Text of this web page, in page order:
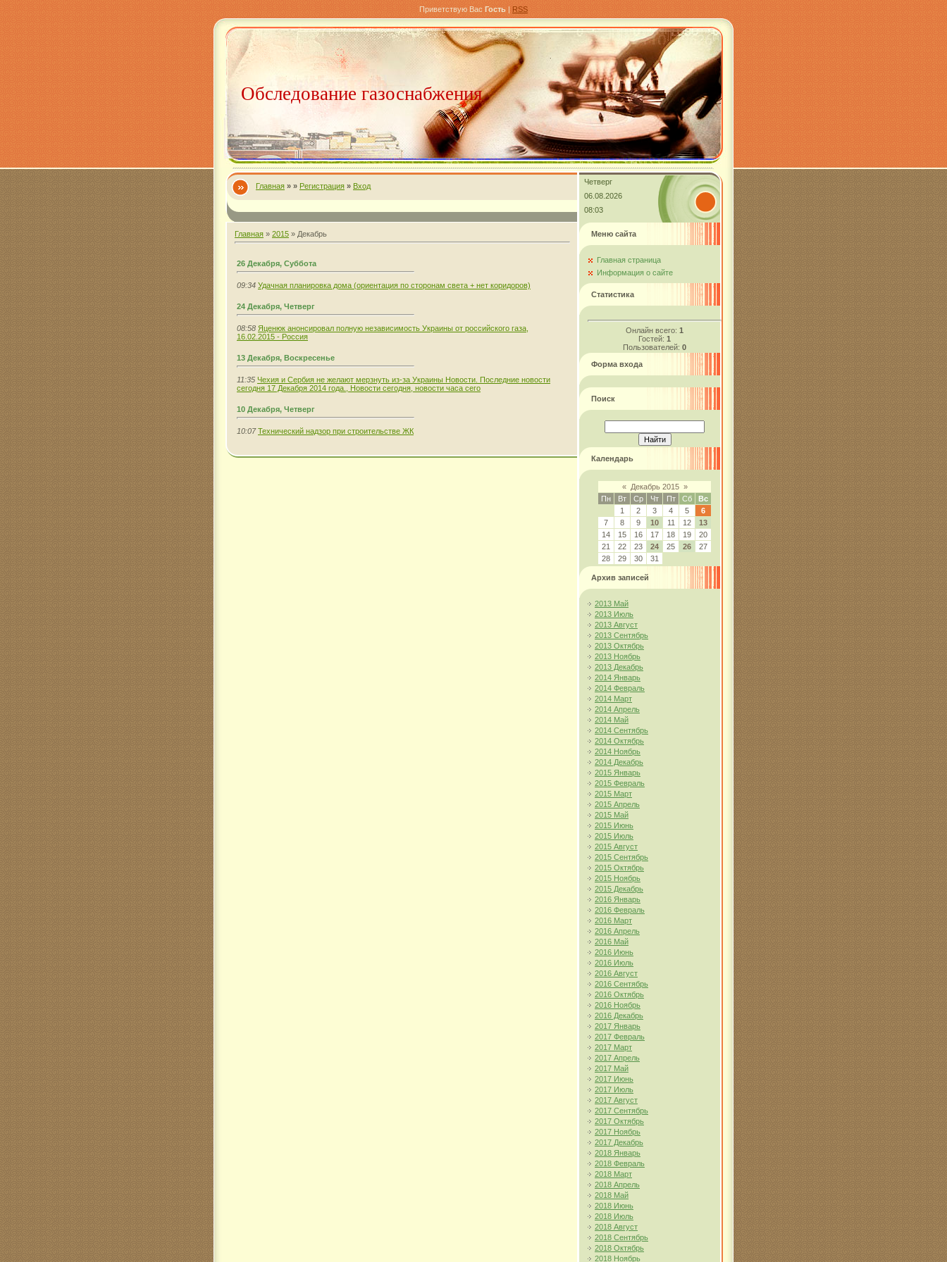
Приветствую Вас Гость | RSS
Обследование газоснабжения
Главная » » Регистрация » Вход
Четверг
06.08.2026
08:03
Главная » 2015 » Декабрь
26 Декабря, Суббота
09:34 Удачная планировка дома (ориентация по сторонам света + нет коридоров)
24 Декабря, Четверг
08:58 Яценюк анонсировал полную независимость Украины от российского газа,
16.02.2015 - Россия
13 Декабря, Воскресенье
11:35 Чехия и Сербия не желают мерзнуть из-за Украины Новости. Последние новости
сегодня 17 Декабря 2014 года., Новости сегодня, новости часа сего
10 Декабря, Четверг
10:07 Технический надзор при строительстве ЖК
Меню сайта
Главная страница
Информация о сайте
Статистика
Онлайн всего: 1
Гостей: 1
Пользователей: 0
Форма входа
Поиск
Календарь
« Декабрь 2015 »
Пн
Вт Ср Чт Пт Сб
Вс
1
2 3 4 5
6
7
8 9 10 11 12
13
14
15 16 17 18 19
20
21
22 23 24 25 26
27
28
29 30 31
Архив записей
2013 Май
2013 Июль
2013 Август
2013 Сентябрь
2013 Октябрь
2013 Ноябрь
2013 Декабрь
2014 Январь
2014 Февраль
2014 Март
2014 Апрель
2014 Май
2014 Сентябрь
2014 Октябрь
2014 Ноябрь
2014 Декабрь
2015 Январь
2015 Февраль
2015 Март
2015 Апрель
2015 Май
2015 Июнь
2015 Июль
2015 Август
2015 Сентябрь
2015 Октябрь
2015 Ноябрь
2015 Декабрь
2016 Январь
2016 Февраль
2016 Март
2016 Апрель
2016 Май
2016 Июнь
2016 Июль
2016 Август
2016 Сентябрь
2016 Октябрь
2016 Ноябрь
2016 Декабрь
2017 Январь
2017 Февраль
2017 Март
2017 Апрель
2017 Май
2017 Июнь
2017 Июль
2017 Август
2017 Сентябрь
2017 Октябрь
2017 Ноябрь
2017 Декабрь
2018 Январь
2018 Февраль
2018 Март
2018 Апрель
2018 Май
2018 Июнь
2018 Июль
2018 Август
2018 Сентябрь
2018 Октябрь
2018 Ноябрь